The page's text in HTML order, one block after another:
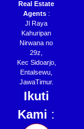
Real Estate
Agents:
Jl Raya
Kahuripan
Nirwana no
29z,
Kec Sidoarjo,
Entalsewu,
JawaTimur.
Ikuti
Kami :